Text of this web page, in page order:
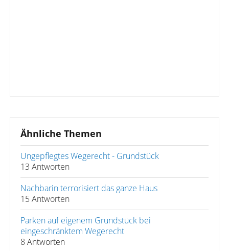
Ähnliche Themen
Ungepflegtes Wegerecht - Grundstück
13 Antworten
Nachbarin terrorisiert das ganze Haus
15 Antworten
Parken auf eigenem Grundstück bei
eingeschränktem Wegerecht
8 Antworten